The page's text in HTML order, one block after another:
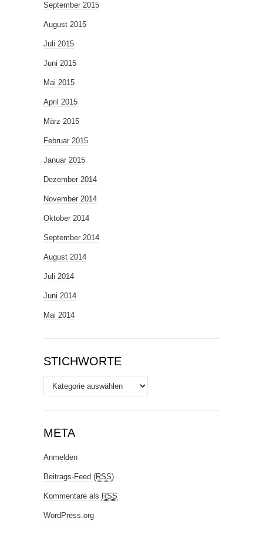
September 2015
August 2015
Juli 2015
Juni 2015
Mai 2015
April 2015
März 2015
Februar 2015
Januar 2015
Dezember 2014
November 2014
Oktober 2014
September 2014
August 2014
Juli 2014
Juni 2014
Mai 2014
STICHWORTE
Stichworte
META
Anmelden
Beitrags-Feed (RSS)
Kommentare als RSS
WordPress.org